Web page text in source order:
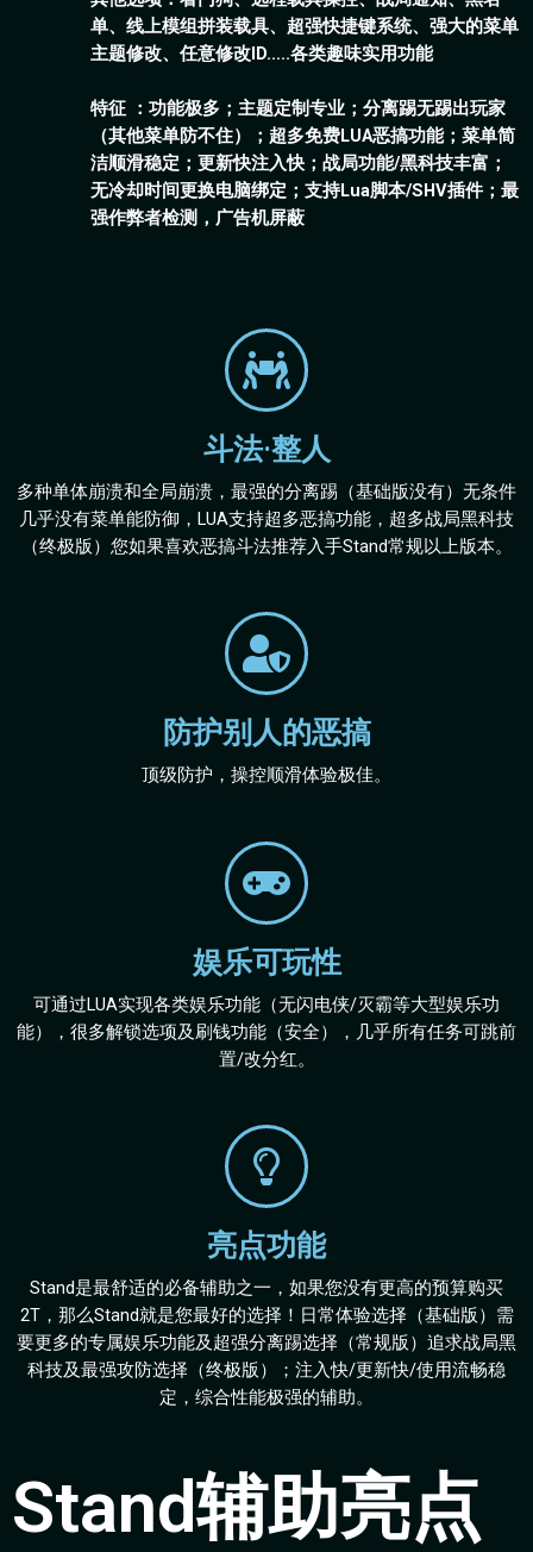
单、线上模组拼装载具、超强快捷键系统、强大的菜单
主题修改、任意修改ID…..各类趣味实用功能
特征 ：功能极多；主题定制专业；分离踢无踢出玩家
（其他菜单防不住）；超多免费LUA恶搞功能；菜单简
洁顺滑稳定；更新快注入快；战局功能/黑科技丰富；
无冷却时间更换电脑绑定；支持Lua脚本/SHV插件；最
强作弊者检测，广告机屏蔽
斗法·整人
多种单体崩溃和全局崩溃，最强的分离踢（基础版没有）无条件
几乎没有菜单能防御，LUA支持超多恶搞功能，超多战局黑科技
（终极版）您如果喜欢恶搞斗法推荐入手Stand常规以上版本。
防护别人的恶搞
顶级防护，操控顺滑体验极佳。
娱乐可玩性
可通过LUA实现各类娱乐功能（无闪电侠/灭霸等大型娱乐功
能），很多解锁选项及刷钱功能（安全），几乎所有任务可跳前
置/改分红。
亮点功能
Stand是最舒适的必备辅助之一，如果您没有更高的预算购买
2T，那么Stand就是您最好的选择！日常体验选择（基础版）需
要更多的专属娱乐功能及超强分离踢选择（常规版）追求战局黑
科技及最强攻防选择（终极版）；注入快/更新快/使用流畅稳
定，综合性能极强的辅助。
Stand辅助亮点